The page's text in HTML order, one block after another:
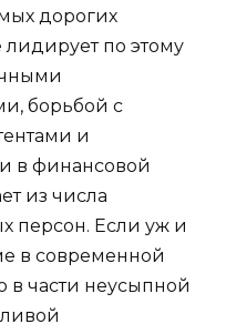
дорогих
лидирует по этому
борьбой с
и
в финансовой
из числа
персон. Если уж и
в современной
в части неусыпной